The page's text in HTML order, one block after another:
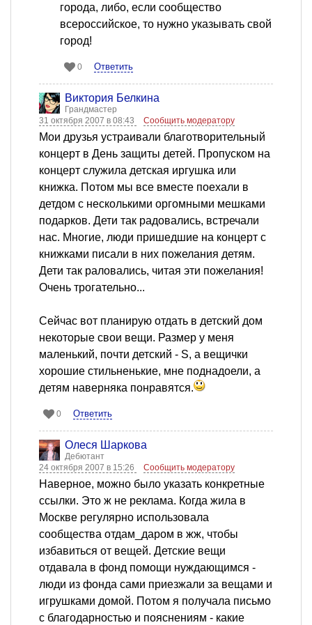
города, либо, если сообщество
всероссийское, то нужно указывать свой
город!
0 Ответить
Виктория Белкина
Грандмастер
31 октября 2007 в 08:43
Сообщить модератору
Мои друзья устраивали благотворительный
концерт в День защиты детей. Пропуском на
концерт служила детская иргушка или
книжка. Потом мы все вместе поехали в
детдом с несколькими оргомными мешками
подарков. Дети так радовались, встречали
нас. Многие, люди пришедшие на концерт с
книжками писали в них пожелания детям.
Дети так раловались, читая эти пожелания!
Очень трогательно...
Сейчас вот планирую отдать в детский дом
некоторые свои вещи. Размер у меня
маленький, почти детский - S, а вещички
хорошие стильненькие, мне поднадоели, а
детям наверняка понравятся.
0 Ответить
Олеся Шаркова
Дебютант
24 октября 2007 в 15:26
Сообщить модератору
Наверное, можно было указать конкретные
ссылки. Это ж не реклама. Когда жила в
Москве регулярно использовала
сообщества отдам_даром в жж, чтобы
избавиться от вещей. Детские вещи
отдавала в фонд помощи нуждающимся -
люди из фонда сами приезжали за вещами и
игрушками домой. Потом я получала письмо
с благодарностью и пояснениям - какие